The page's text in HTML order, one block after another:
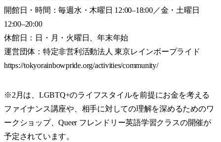
開館日・時間：毎週水・木曜日 12:00–18:00／金・土曜日
12:00–20:00
休館日：日・月・火曜日、年末年始
運営団体：特定非営利活動法人 東京レインボープライド
https://tokyorainbowpride.org/activities/community/
※2月は、LGBTQ+のライフスタイルを前提にお金を考える
ファイナンス講座や、相手に対しての理解を深めるためのワ
ークショップ、Queer フレンドリー英語学習クラスの開催が
予定されています。